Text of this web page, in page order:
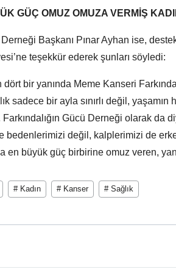
GÜÇ OMUZ OMUZA VERMİŞ
Derneği Başkanı Pınar Ayhan ise,
teşekkür ederek şunları söyledi:
dört bir yanında Meme Kanseri
sadece bir ayla sınırlı değil, yaşamın
Gücü Derneği olarak da
bedenlerimizi değil, kalplerimizi de
en büyük güç birbirine omuz veren,
# Kadın # Kanser # Sağlık